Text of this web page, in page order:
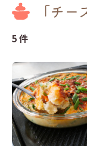
「チ
5 件